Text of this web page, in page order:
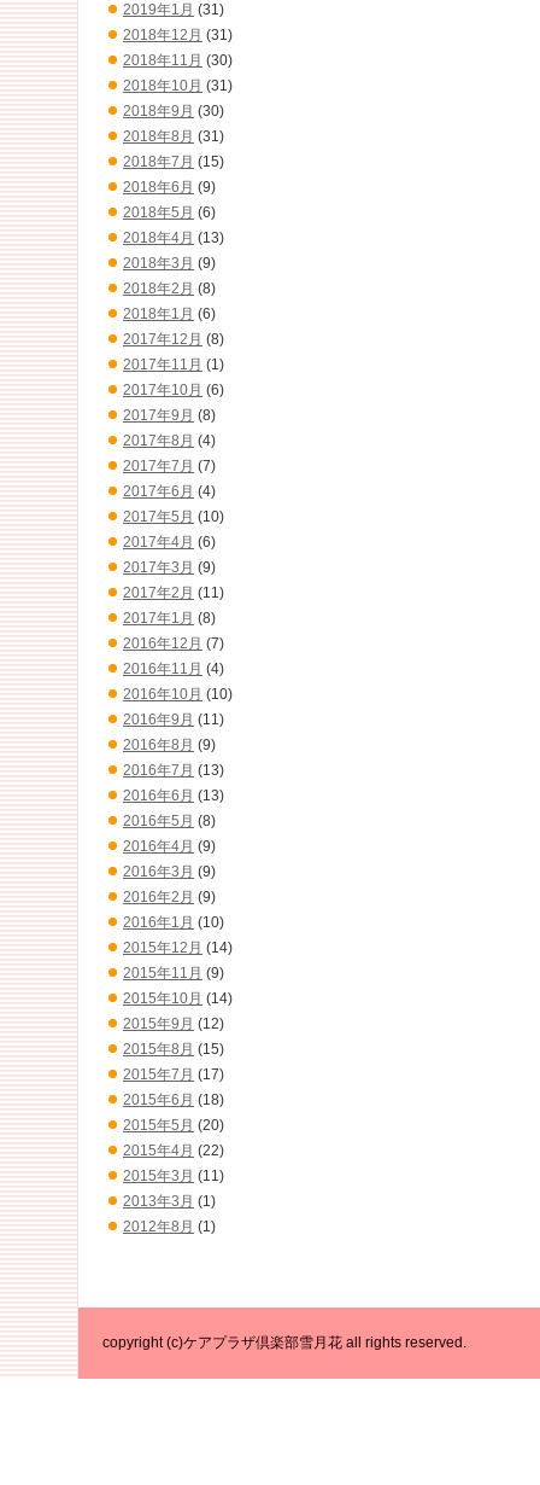
2019年1月 (31)
2018年12月 (31)
2018年11月 (30)
2018年10月 (31)
2018年9月 (30)
2018年8月 (31)
2018年7月 (15)
2018年6月 (9)
2018年5月 (6)
2018年4月 (13)
2018年3月 (9)
2018年2月 (8)
2018年1月 (6)
2017年12月 (8)
2017年11月 (1)
2017年10月 (6)
2017年9月 (8)
2017年8月 (4)
2017年7月 (7)
2017年6月 (4)
2017年5月 (10)
2017年4月 (6)
2017年3月 (9)
2017年2月 (11)
2017年1月 (8)
2016年12月 (7)
2016年11月 (4)
2016年10月 (10)
2016年9月 (11)
2016年8月 (9)
2016年7月 (13)
2016年6月 (13)
2016年5月 (8)
2016年4月 (9)
2016年3月 (9)
2016年2月 (9)
2016年1月 (10)
2015年12月 (14)
2015年11月 (9)
2015年10月 (14)
2015年9月 (12)
2015年8月 (15)
2015年7月 (17)
2015年6月 (18)
2015年5月 (20)
2015年4月 (22)
2015年3月 (11)
2013年3月 (1)
2012年8月 (1)
copyright (c)ケアプラザ倶楽部雪月花 all rights reserved.